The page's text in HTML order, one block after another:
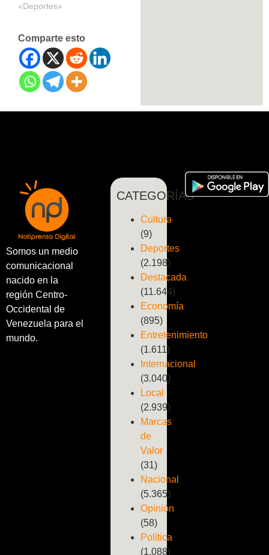
«Deportes»
Comparte esto
Somos un medio
comunicacional
nacido en la
región Centro-
Occidental de
Venezuela para el
mundo.
CATEGORÍAS
Cultura
(9)
Deportes
(2.198)
Destacada
(11.644)
Economía
(895)
Entretenimiento
(1.611)
Internacional
(3.040)
Local
(2.939)
Marcas
de
Valor
(31)
Nacional
(5.365)
Opinión
(58)
Política
(1.088)